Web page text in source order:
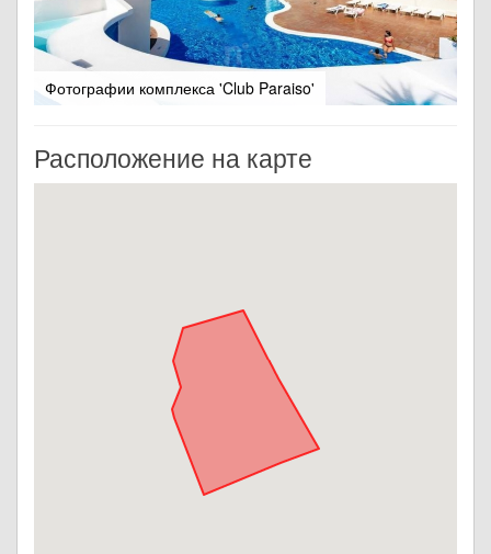
Фотографии комплекса 'Club Paraiso'
Расположение на карте